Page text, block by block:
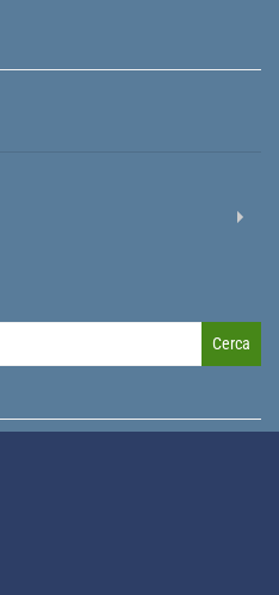
Cerca